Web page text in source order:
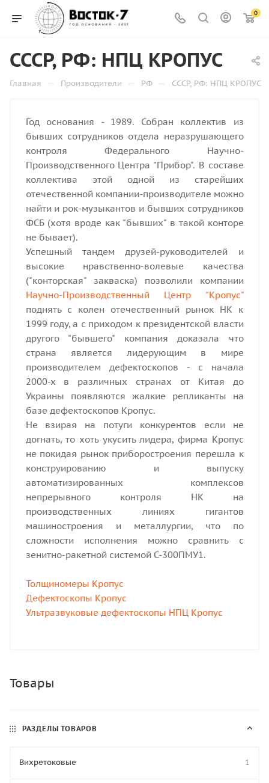
0
СССР, РФ: НПЦ КРОПУС
Главная — Производители — РФ — СССР, РФ: НПЦ КРОПУС
Год основания - 1989. Собран коллектив из
бывших сотрудников отдела неразрушающего
контроля Федерального Научно-
Производственного Центра "Прибор". В составе
коллектива этой одной из старейших
отечественной компании-производителе можно
найти и рок-музыкантов и бывших сотрудников
ФСБ (хотя вроде как "бывших" в такой конторе
не бывает).
Успешный тандем друзей-руководителей и
высокие нравственно-волевые качества
("конторская" закваска) позволили компании
Научно-Производственный Центр "Кропус"
поднять с колен отечественный рынок НК к
1999 году, а с приходом к президентской власти
другого "бывшего" компания доказала что
страна является лидерующим в мире
производителем дефектоскопов - с начала
2000-х в различных странах от Китая до
Украины появляются жалкие репликанты на
базе дефектоскопов Кропус.
Не взирая на потуги конкурентов если не
догнать, то хоть укусить лидера, фирма Кропус
не покидая рынок приборостроения перешла к
конструированию и выпуску
автоматизированных комплексов
непрерывного контроля НК на
производственных линиях гигантов
машиностроения и металлургии, что по
сложности исполнения можно сравнить с
зенитно-ракетной системой С-300ПМУ1.
Толщиномеры Кропус
Дефектоскопы Кропус
Ультразвуковые дефектоскопы НПЦ Кропус
Товары
РАЗДЕЛЫ ТОВАРОВ
Вихретоковые 1